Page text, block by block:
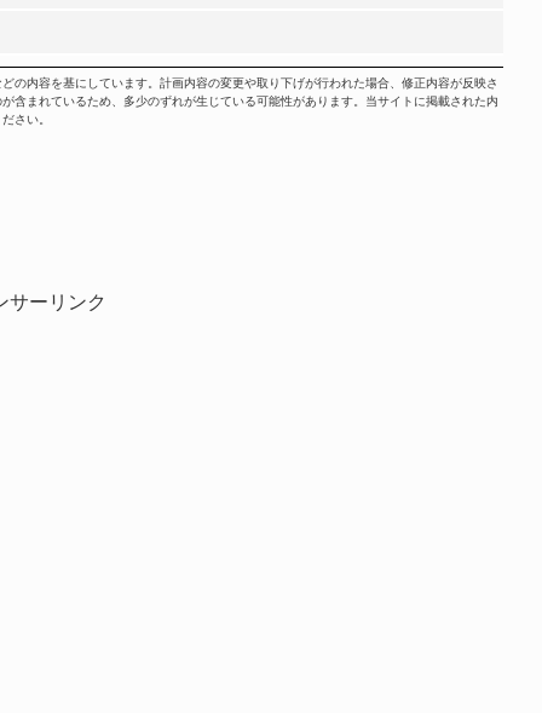
内容を基にしています。計画内容の変更や取り下げが行われた場合、修正内容が反映さ
含まれているため、多少のずれが生じている可能性があります。当サイトに掲載された内
さい。
サーリンク